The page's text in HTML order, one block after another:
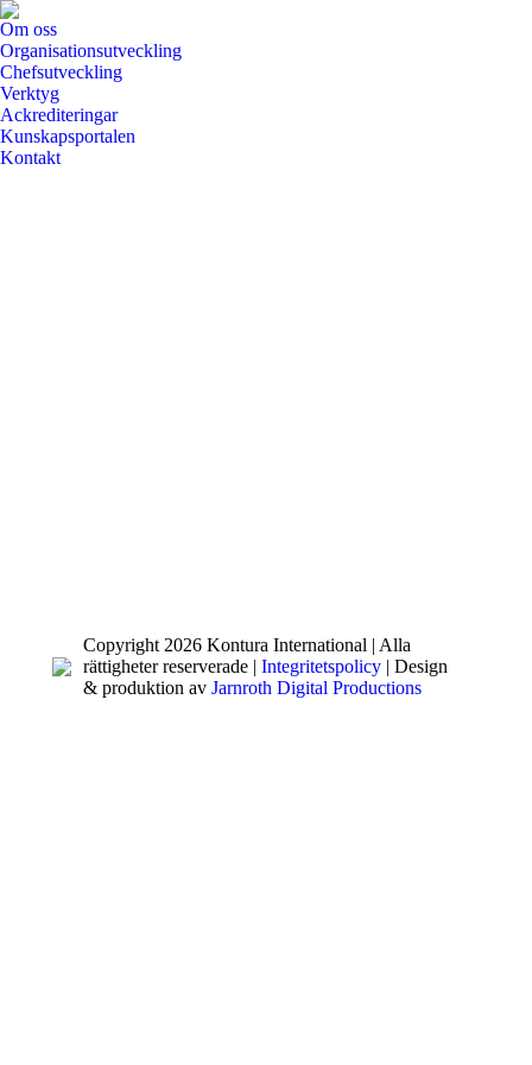
Om oss
Organisationsutveckling
Chefsutveckling
Verktyg
Ackrediteringar
Kunskapsportalen
Kontakt
Copyright 2026 Kontura International | Alla
rättigheter reserverade | Integritetspolicy | Design
& produktion av Jarnroth Digital Productions